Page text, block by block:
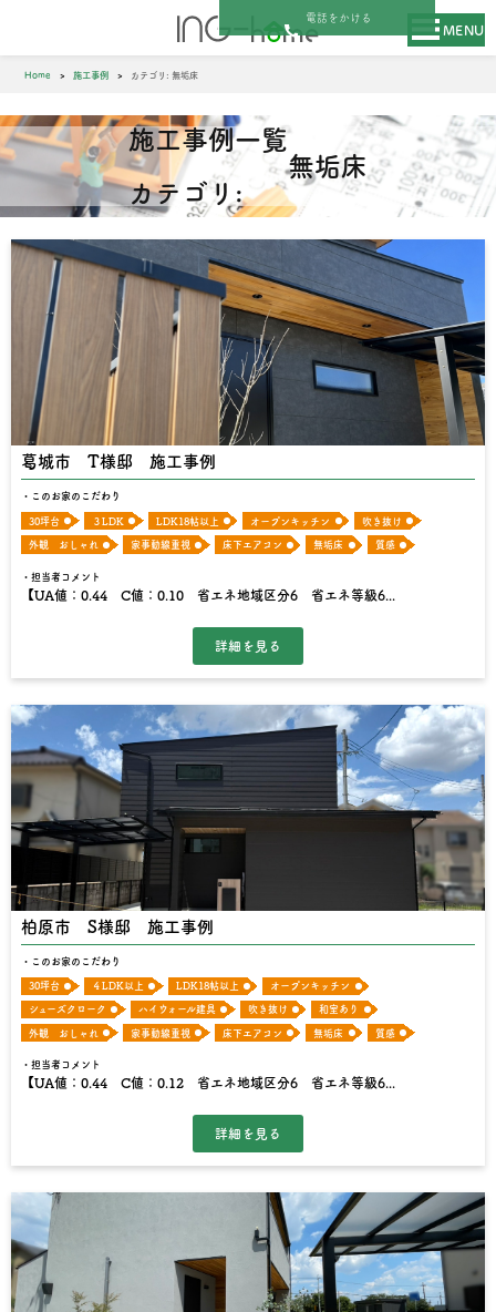
MENU
Home 施工事例 カテゴリ:無垢床
施工事例一覧
カテゴリ:
無垢床
葛城市 T様邸 施工事例
このお家のこだわり
30坪台 ３LDK LDK18帖以上 オープンキッチン 吹き抜け
外観 おしゃれ 家事動線重視 床下エアコン 無垢床 質感
担当者コメント
【UA値：0.44 C値：0.10 省エネ地域区分6 省エネ等級6...
柏原市 S様邸 施工事例
このお家のこだわり
30坪台 ４LDK以上 LDK18帖以上 オープンキッチン
シューズクローク ハイウォール建具 吹き抜け 和室あり
外観 おしゃれ 家事動線重視 床下エアコン 無垢床 質感
担当者コメント
【UA値：0.44 C値：0.12 省エネ地域区分6 省エネ等級6...
電話をかける